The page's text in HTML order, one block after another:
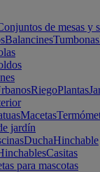
de mesas y
BalancinesTumbonas
RiegoPlantas
Macetas
jardín
DuchaHinchable
Casitas
para mascotas